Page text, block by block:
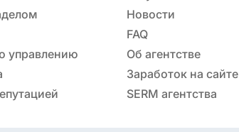
Новости
FAQ
управлению
Об агентстве
Заработок на сайте
SERM агентства